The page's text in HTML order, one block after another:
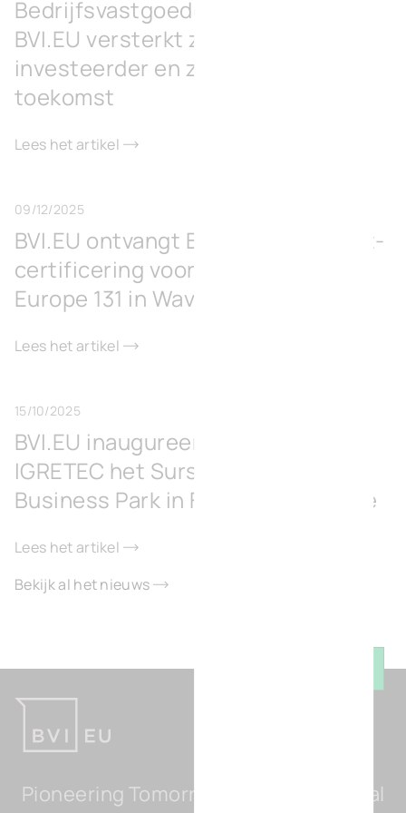
Bedrijfsvastgoedontwikkelaar
BVI.EU versterkt zich met
investeerder en zet koers naar de
toekomst
Lees het artikel
09/12/2025
BVI.EU ontvangt BREEAM Excellent-
certificering voor kantoorgebouw
Europe 131 in Waver
Lees het artikel
15/10/2025
BVI.EU inaugureert samen met
IGRETEC het Surschiste Green
Business Park in Fontaine-l’Évêque
Lees het artikel
Bekijk al het nieuws
Pioneering Tomorrow's Light Industrial